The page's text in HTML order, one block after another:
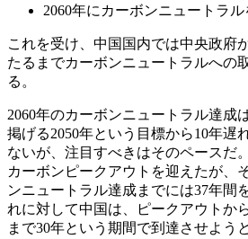
2060年にカーボンニュートラ
これを受け、中国国内では中央政府
たるまでカーボンニュートラルへの
る。
2060年のカーボンニュートラル達成
掲げる2050年という目標から10年遅
ないが、注目すべきはそのペースだ
カーボンピークアウトを迎えたが、
ンニュートラル達成までには37年間
れに対して中国は、ピークアウトか
まで30年という期間で到達させよう